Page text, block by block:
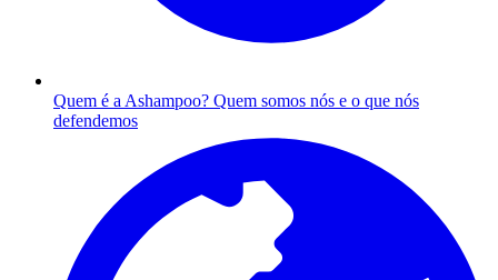
Quem é a Ashampoo? Quem somos nós e o que nós
defendemos